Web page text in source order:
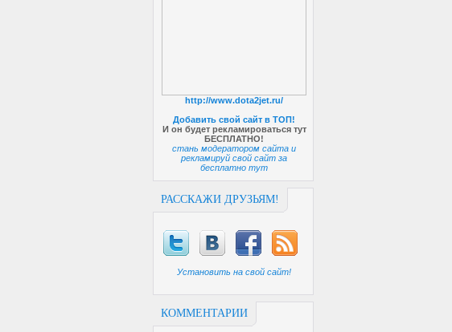
http://www.dota2jet.ru/
Добавить свой сайт в ТОП!
И он будет рекламироваться тут
БЕСПЛАТНО!
стань модератором сайта и
рекламируй свой сайт за
бесплатно тут
РАССКАЖИ ДРУЗЬЯМ!
Установить на свой сайт!
КОММЕНТАРИИ